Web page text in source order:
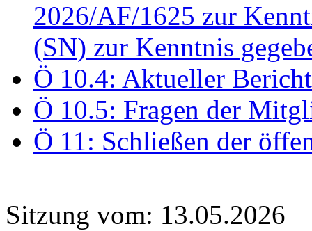
2026/AF/1625 zur
(SN) zur Kenntnis
Ö 10.4: Aktueller
Ö 10.5: Fragen der
Ö 11: Schließen der
Sitzung vom: 13.05.2026